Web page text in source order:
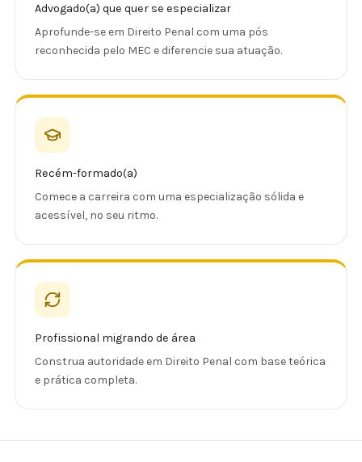
Advogado(a) que quer se especializar
Aprofunde-se em Direito Penal com uma pós
reconhecida pelo MEC e diferencie sua atuação.
Recém-formado(a)
Comece a carreira com uma especialização sólida e
acessível, no seu ritmo.
Profissional migrando de área
Construa autoridade em Direito Penal com base teórica
e prática completa.